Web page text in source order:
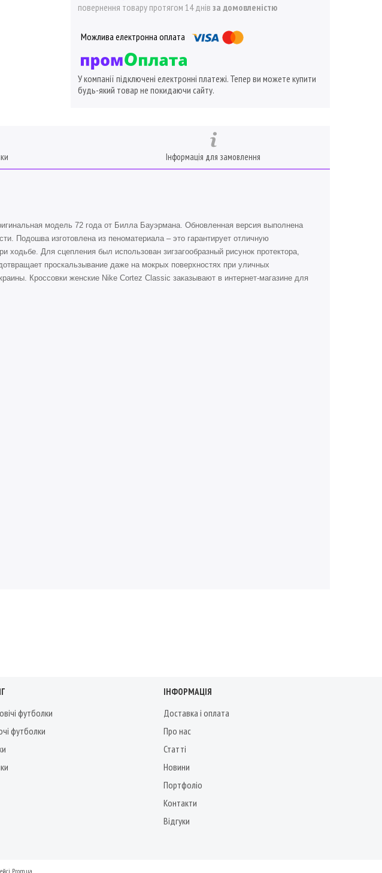
повернення товару протягом 14 днів за домовленістю
У компанії підключені електронні платежі. Тепер ви можете купити
будь-який товар не покидаючи сайту.
Інформація для замовлення
модель 72 года от Билла Бауэрмана. Обновленная версия выполнена
Подошва изготовлена из пеноматериала – это гарантирует отличную
ходьбе. Для сцепления был использован зигзагообразный рисунок протектора,
проскальзывание даже на мокрых поверхностях при уличных
Кроссовки женские Nike Cortez Classic заказывают в интернет-магазине для
футболки
футболки
ІНФОРМАЦІЯ
Доставка і оплата
Про нас
Статті
Новини
Портфоліо
Контакти
Відгуки
Prom.ua